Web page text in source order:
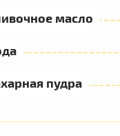
масло
пудра